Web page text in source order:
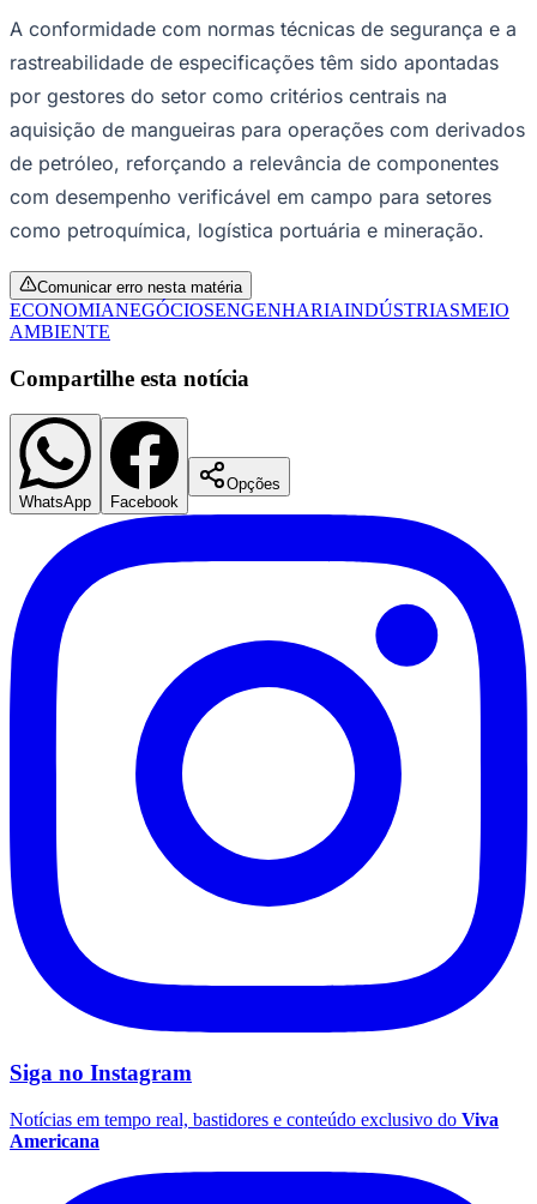
Goiás
Coritiba
A conformidade com normas técnicas de segurança e a
rastreabilidade de especificações têm sido apontadas
por gestores do setor como critérios centrais na
aquisição de mangueiras para operações com derivados
de petróleo, reforçando a relevância de componentes
com desempenho verificável em campo para setores
como petroquímica, logística portuária e mineração.
Comunicar erro nesta matéria
ECONOMIANEGÓCIOSENGENHARIAINDÚSTRIASMEIO
AMBIENTE
Compartilhe esta notícia
WhatsApp Facebook
Opções
Siga no Instagram
Notícias em tempo real, bastidores e conteúdo exclusivo do Viva
Americana